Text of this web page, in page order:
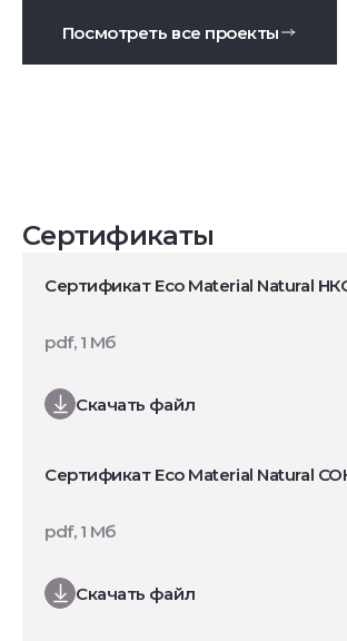
Посмотреть все проекты
Сертификаты
Сертификат Eco Material Natural
Скачать файл
pdf, 1 Мб
Сертификат Eco Material Natural
Скачать файл
pdf, 1 Мб